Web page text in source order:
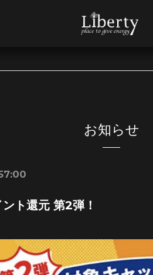
お知らせ
ト還元 第2弾！